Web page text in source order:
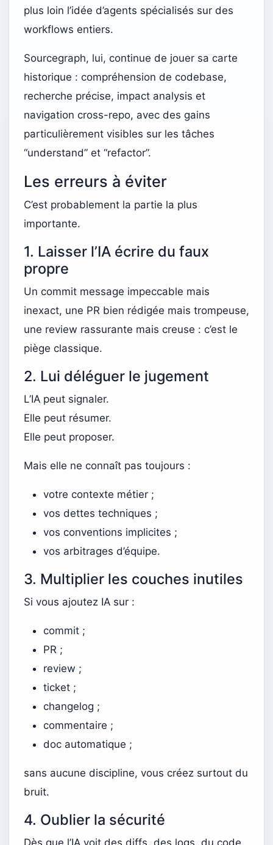
plus loin l’idée d’agents spécialisés sur des
workflows entiers.
Sourcegraph, lui, continue de jouer sa carte
historique : compréhension de codebase,
recherche précise, impact analysis et
navigation cross-repo, avec des gains
particulièrement visibles sur les tâches
“understand” et “refactor”.
Les erreurs à éviter
C’est probablement la partie la plus
importante.
1. Laisser l’IA écrire du faux
propre
Un commit message impeccable mais
inexact, une PR bien rédigée mais trompeuse,
une review rassurante mais creuse : c’est le
piège classique.
2. Lui déléguer le jugement
L’IA peut signaler.
Elle peut résumer.
Elle peut proposer.
Mais elle ne connaît pas toujours :
votre contexte métier ;
vos dettes techniques ;
vos conventions implicites ;
vos arbitrages d’équipe.
3. Multiplier les couches inutiles
Si vous ajoutez IA sur :
commit ;
PR ;
review ;
ticket ;
changelog ;
commentaire ;
doc automatique ;
sans aucune discipline, vous créez surtout du
bruit.
4. Oublier la sécurité
Dès que l’IA voit des diffs, des logs, du code